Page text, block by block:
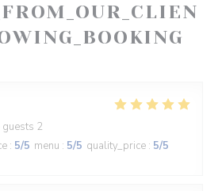
2
: 5/5 menu : 5/5 quality_price : 5/5